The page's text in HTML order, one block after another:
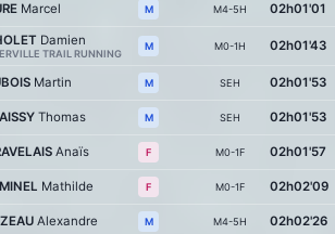
Marcel M M4-5H 02h01'01
Damien
TRAIL RUNNING
M M0-1H 02h01'43
Martin M SEH 02h01'53
Thomas M SEH 02h01'53
Anaïs F M0-1F 02h01'57
Mathilde F M0-1F 02h02'09
Alexandre M M4-5H 02h02'26